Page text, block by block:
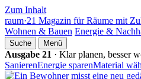
Zum Inhalt
raum·21 Magazin für Räume mit
Wohnen & Bauen Energie &
Suche Menü
Ausgabe 21 · Klar planen, besser
SanierenEnergie sparenMaterial